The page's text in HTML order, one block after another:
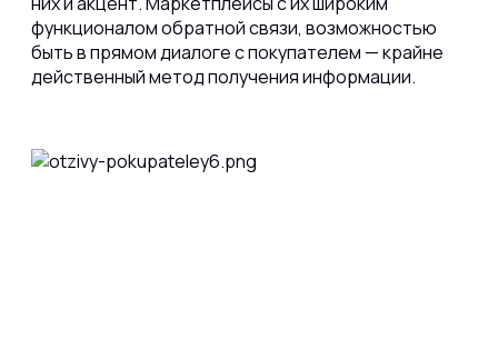
функционалом обратной связи, возможностью
быть в прямом диалоге с покупателем — крайне
действенный метод получения информации.